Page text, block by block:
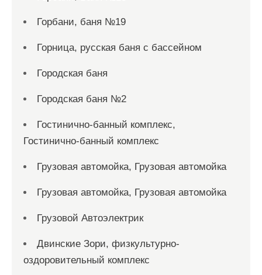
Горбани, баня №19
Горница, русская баня с бассейном
Городская баня
Городская баня №2
Гостинично-банный комплекс,
Гостинично-банный комплекс
Грузовая автомойка, Грузовая автомойка
Грузовая автомойка, Грузовая автомойка
Грузовой Автоэлектрик
Двинские Зори, физкультурно-
оздоровительный комплекс